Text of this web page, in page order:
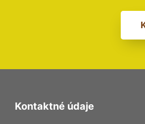
Kontaktné údaje